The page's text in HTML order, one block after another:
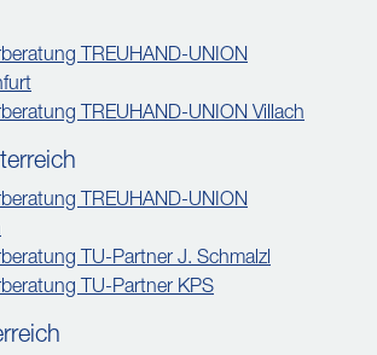
TREUHAND-UNION
TREUHAND-UNION Villach
TREUHAND-UNION
TU-Partner J. Schmalzl
TU-Partner KPS